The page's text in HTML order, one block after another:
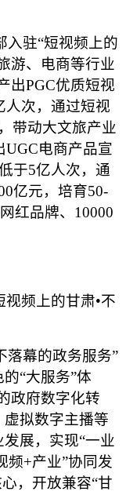
驻“短视频上的
游、电商等行业
出PGC优质短视
人次，通过短视
带动大文旅产业
UGC电商产品宣
于5亿人次，通
亿元，培育50-
红品牌、10000
频上的甘肃•不
幕的政务服务”
“大服务”体
政府数字化转
拟数字主播等
展，实现“一业
频+产业”协同发
，开放兼容“甘